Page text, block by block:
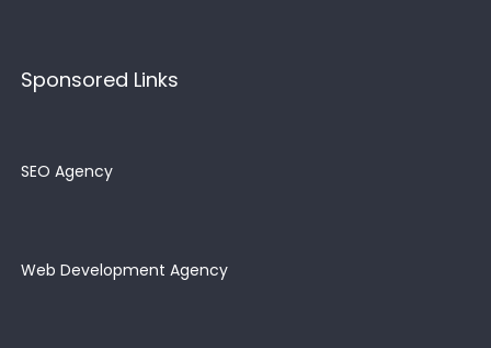
Sponsored Links
SEO Agency
Web Development Agency